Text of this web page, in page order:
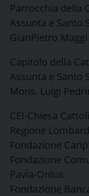
Parrocchia della
Assunta e Santo
GianPietro
Capitolo della
Assunta e Santo
Mons. Luigi
CEI-Chiesa
Regione
Fondazione
Fondazione
Pavia-Onlus
Fondazione